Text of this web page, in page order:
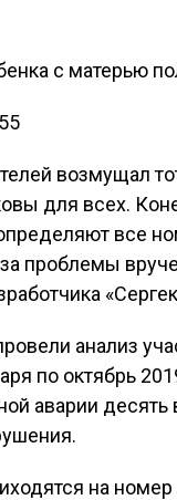
с матерью
возмущал
для всех.
все
проблемы
анализ
по октябрь
аварии
на номер